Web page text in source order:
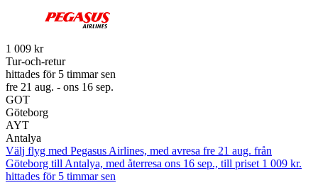
1 009 kr
Tur-och-retur
hittades för 5 timmar sen
fre 21 aug. - ons 16 sep.
GOT
Göteborg
AYT
Antalya
Välj flyg med Pegasus Airlines, med avresa fre 21 aug. från
Göteborg till Antalya, med återresa ons 16 sep., till priset 1 009 kr.
hittades för 5 timmar sen